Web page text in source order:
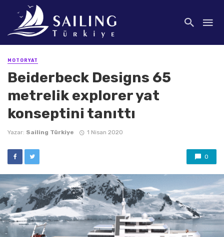
MOTORYAT
Beiderbeck Designs 65
metrelik explorer yat
konseptini tanıttı
Yazar: Sailing Türkiye 1 Nisan 2020
0